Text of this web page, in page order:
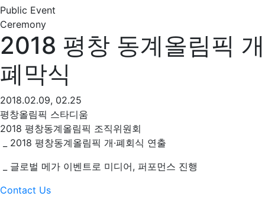
Public Event
Ceremony
2018 평창 동계올림픽 개
폐막식
2018.02.09, 02.25
평창올림픽 스타디움
2018 평창동계올림픽 조직위원회
_ 2018 평창동계올림픽 개·폐회식 연출
_ 글로벌 메가 이벤트로 미디어, 퍼포먼스 진행
Contact Us